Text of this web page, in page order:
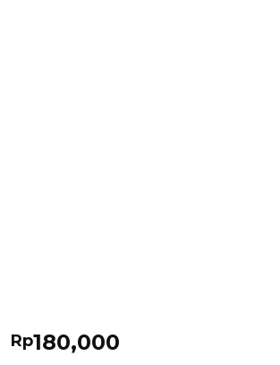
Rp180,000